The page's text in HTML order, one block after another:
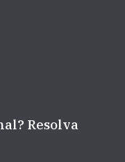
Resolva